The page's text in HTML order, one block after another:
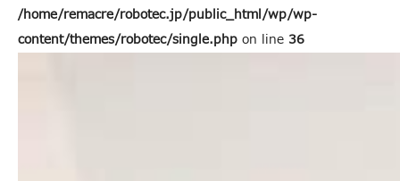
/home/remacre/robotec.jp/public_html/wp/wp-
content/themes/robotec/single.php on line 36